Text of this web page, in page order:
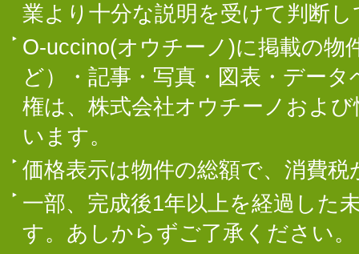
業より十分な説明を受けて判断
O-uccino(オウチーノ)に掲載の物
ど）・記事・写真・図表・デー
権は、株式会社オウチーノおよ
います。
価格表示は物件の総額で、消費
一部、完成後1年以上を経過した
す。あしからずご了承ください。